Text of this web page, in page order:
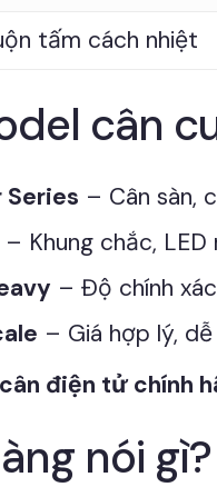
tấm cách nhiệt
cân
Series – Cân sàn,
– Khung chắc, LED
– Độ chính
– Giá hợp lý,
cân điện tử chính
nói gì?